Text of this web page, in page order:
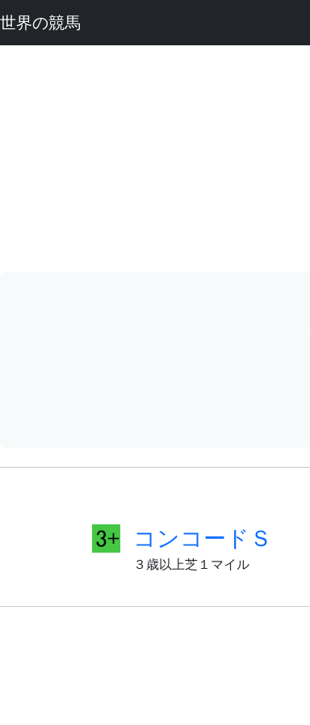
世界の競馬
コンコードＳ
３歳以上芝１マイル